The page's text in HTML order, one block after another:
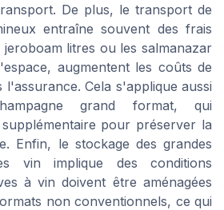
De plus, le transport de
entraîne souvent des frais
litres ou les salmanazar
augmentent les coûts de
l'assurance. Cela s'applique aussi
grand format, qui
pour préserver la
Enfin, le stockage des grandes
vin implique des conditions
à vin doivent être aménagées
non conventionnels, ce qui